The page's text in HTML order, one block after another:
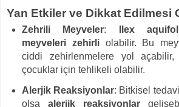
Yan Etkiler ve Dikkat Edilmesi
Zehrili Meyveler: Ilex
meyveleri
zehirliolabilir. Bu
ciddi zehirlenmelere yol
çocuklar için tehlikeli olabilir.
Alerjik Reaksiyonlar: Bitkisel
olsa alerjik reaksiyonlar